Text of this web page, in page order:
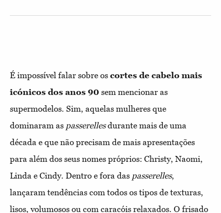
É impossível falar sobre os cortes de cabelo mais
icónicos dos anos 90 sem mencionar as
supermodelos. Sim, aquelas mulheres que
dominaram as passerellesdurante mais de uma
década e que não precisam de mais apresentações
para além dos seus nomes próprios: Christy, Naomi,
Linda e Cindy. Dentro e fora das passerelles,
lançaram tendências com todos os tipos de texturas,
lisos, volumosos ou com caracóis relaxados. O frisado